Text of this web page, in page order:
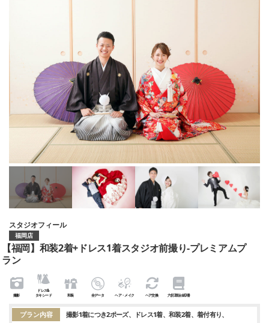
スタジオフィール
福岡店
【福岡】和装2着+ドレス1着スタジオ前撮り-プレミアムプ
ラン
撮影
ドレス&
タキシード
和装 全データ ヘア・メイク ヘア交換 六切3面台紙3冊
プラン内容 撮影1着につき2ポーズ ドレス1着 和装2着
着付有り